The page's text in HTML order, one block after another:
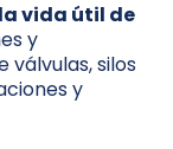
vida útil de
y
válvulas, silos
y